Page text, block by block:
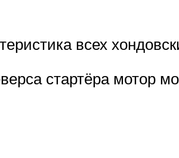
всех
стартёра мотор